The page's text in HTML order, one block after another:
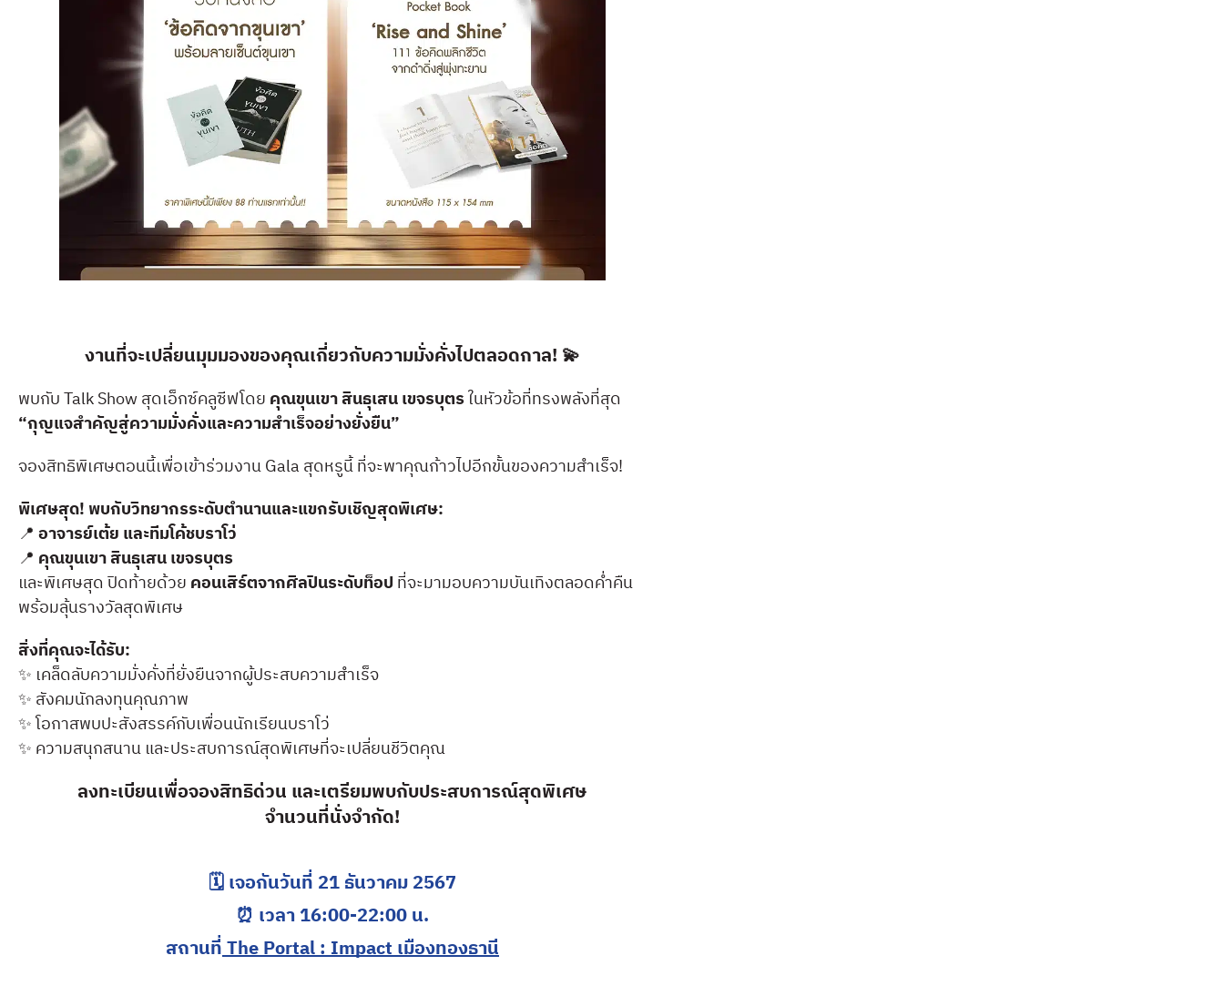
งานที่จะเปลี่ยนมุมมองของคุณเกี่ยวกับความมั่งคั่งไปตลอดกาล! 💫
พบกับ Talk Show สุดเอ็กซ์คลูซีฟโดย คุณขุนเขา สินธุเสน เขจรบุตรในหัวข้อที่ทรงพลังที่สุด
“กุญแจสำคัญสู่ความมั่งคั่งและความสำเร็จอย่างยั่งยืน”
จองสิทธิพิเศษตอนนี้เพื่อเข้าร่วมงาน Gala สุดหรูนี้ ที่จะพาคุณก้าวไปอีกขั้นของความสำเร็จ!
พิเศษสุด! พบกับวิทยากรระดับตำนานและแขกรับเชิญสุดพิเศษ:
📍 อาจารย์เต้ย และทีมโค้ชบราโว่
📍 คุณขุนเขา สินธุเสน เขจรบุตร
และพิเศษสุด ปิดท้ายด้วย คอนเสิร์ตจากศิลปินระดับท็อป ที่จะมามอบความบันเทิงตลอดค่ำคืน
พร้อมลุ้นรางวัลสุดพิเศษ
สิ่งที่คุณจะได้รับ:
✨ เคล็ดลับความมั่งคั่งที่ยั่งยืนจากผู้ประสบความสำเร็จ
✨ สังคมนักลงทุนคุณภาพ
✨ โอกาสพบปะสังสรรค์กับเพื่อนนักเรียนบราโว่
✨ ความสนุกสนาน และประสบการณ์สุดพิเศษที่จะเปลี่ยนชีวิตคุณ
ลงทะเบียนเพื่อจองสิทธิด่วน และเตรียมพบกับประสบการณ์สุดพิเศษ
จำนวนที่นั่งจำกัด!
🗓️ เจอกันวันที่ 21 ธันวาคม 2567
⏰ เวลา 16:00-22:00 น.
สถานที่The Portal : Impact เมืองทองธานี